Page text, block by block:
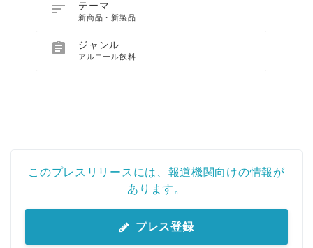
 テーマ
新商品・新製品
 ジャンル
アルコール飲料
このプレスリリースには、報道機関向けの情報が
あります。
プレス登録